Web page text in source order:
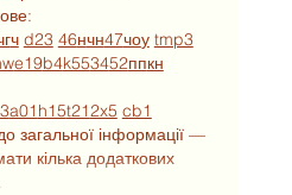
ч d23 46нчн47чоу tmp3
e19b4k553452ппкн
a01h15t212x5 cb1
загальної інформації —
кілька додаткових